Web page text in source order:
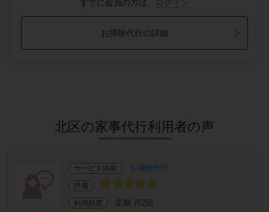
すでに会員の方は、 ログイン
お掃除代行の詳細
北区の家事代行利用者の声
サービス内容 お掃除代行
評価
利用頻度 定期 月2回